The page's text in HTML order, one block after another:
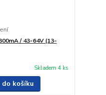
/ 43-64V (13-
Skladem 4 ks
košíku